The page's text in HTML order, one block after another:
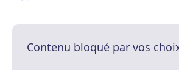
Contenu bloqué par vos